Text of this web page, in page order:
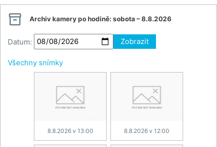
 Archiv kamery po hodině: sobota – 8.8.2026
Datum: Zobrazit
Všechny snímky
8.8.2026 v 13:00 8.8.2026 v 12:00